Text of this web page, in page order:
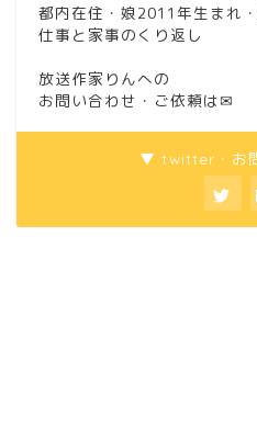
都内在住・娘2011年生まれ
仕事と家事のくり返し
放送作家りんへの
お問い合わせ・ご依頼は ✉
▼ twitter・お